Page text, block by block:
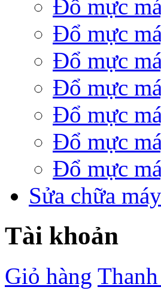
Đổ mực
Đổ mực
Đổ mực
Đổ mực
Đổ mực
Đổ mực
Đổ mực
Sửa chữa
Tài khoản
Giỏ hàng